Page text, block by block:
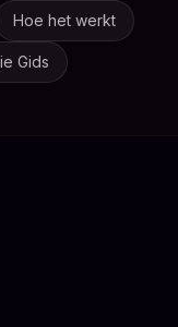
Hoe het werkt
Gids